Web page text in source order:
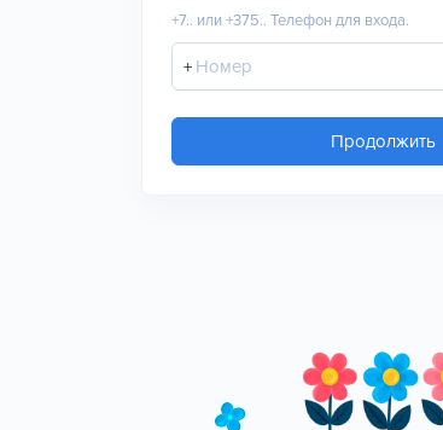
+7.. или +375.. Телефон для входа.
+
Продолжить